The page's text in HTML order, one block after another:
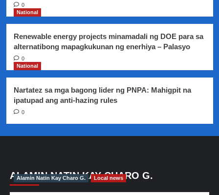
0
National
Renewable energy projects minamadali ng DOE para sa
alternatibong mapagkukunan ng enerhiya – Palasyo
0
National
Nartatez sa mga bagong lider ng PNPA: Mahigpit na
ipatupad ang anti-hazing rules
0
ALAMIN NATIN KAY CHARO G.
Alamin Natin Kay Charo G. Local news